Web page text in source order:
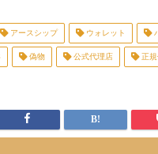
アースシップ ウォレット
偽物 公式代理店 正規